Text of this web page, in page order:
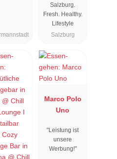
Salzburg.
Fresh. Healthy.
Lifestyle
Salzburg
Marco Polo
Uno
"Leistung ist
unsere
Werbung!"